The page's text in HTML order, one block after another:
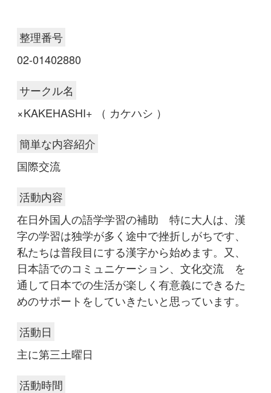
整理番号
02-01402880
サークル名
×KAKEHASHI+ （ カケハシ ）
簡単な内容紹介
国際交流
活動内容
在日外国人の語学学習の補助 特に大人は、漢
字の学習は独学が多く途中で挫折しがちです、
私たちは普段目にする漢字から始めます。又、
日本語でのコミュニケーション、文化交流 を
通して日本での生活が楽しく有意義にできるた
めのサポートをしていきたいと思っています。
活動日
主に第三土曜日
活動時間